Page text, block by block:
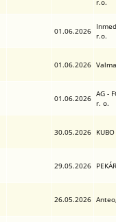
r.o.
01.06.2026 r.o.
01.06.2026
01.06.2026 AG -
r. o.
30.05.2026
29.05.2026
26.05.2026